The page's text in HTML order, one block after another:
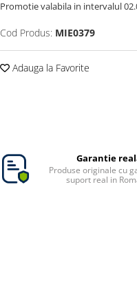
Promotie valabila in intervalul
Cod Produs: MIE0379
Adauga la Favorite
Garantie
Produse originale cu
suport real in